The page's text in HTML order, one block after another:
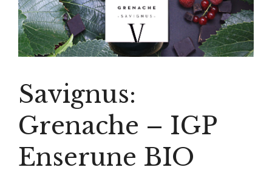
Savignus:
Grenache – IGP
Enserune BIO